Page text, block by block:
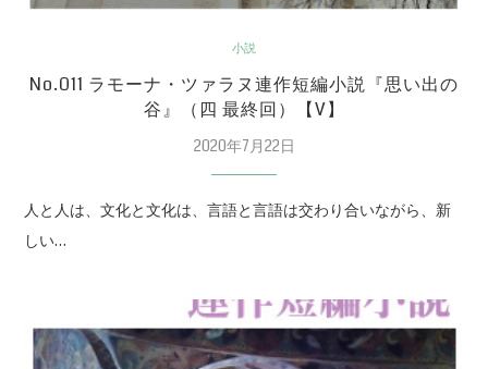
小説
No.011 ラモーナ・ツァラヌ連作短編小説『思い出の
谷』（四 最終回）【V】
2020年7月22日
人と人は、文化と文化は、言語と言語は交わり合いながら、新
しい…